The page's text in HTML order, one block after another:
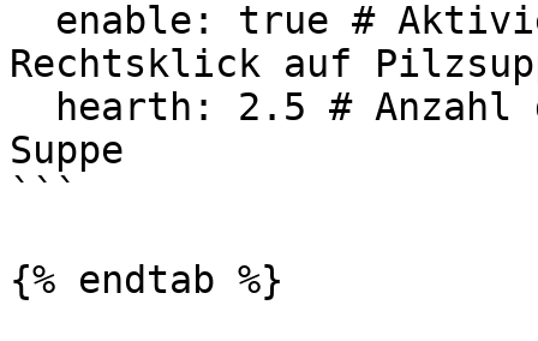
Rechtsklick auf
Suppe
```
{% endtab %}